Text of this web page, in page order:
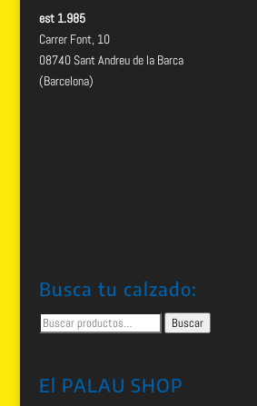
est 1.985
Carrer Font, 10
08740 Sant Andreu de la Barca
(Barcelona)
Busca tu calzado:
Buscar
Buscar
El PALAU SHOP